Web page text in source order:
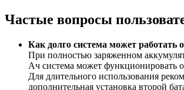
Частые вопросы
Как долго система может работать
При полностью заряженном
Ач система может функционировать
Для длительного использования
дополнительная установка второй